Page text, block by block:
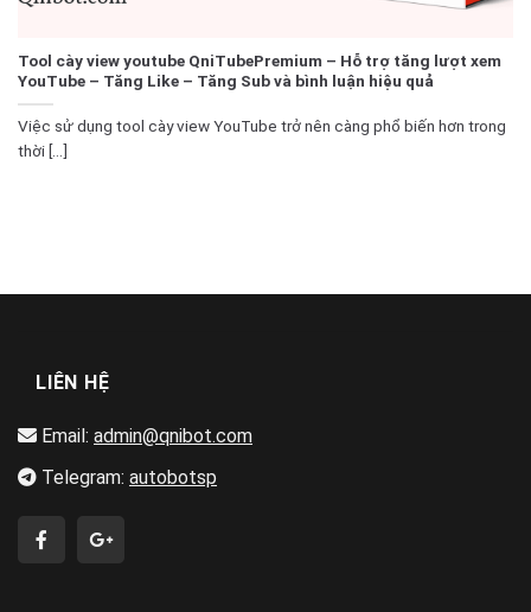
Tool cày view youtube QniTubePremium – Hỗ trợ tăng lượt xem
YouTube – Tăng Like – Tăng Sub và bình luận hiệu quả
Việc sử dụng tool cày view YouTube trở nên càng phổ biến hơn trong
thời [...]
LIÊN HỆ
Email: admin@qnibot.com
Telegram: autobotsp